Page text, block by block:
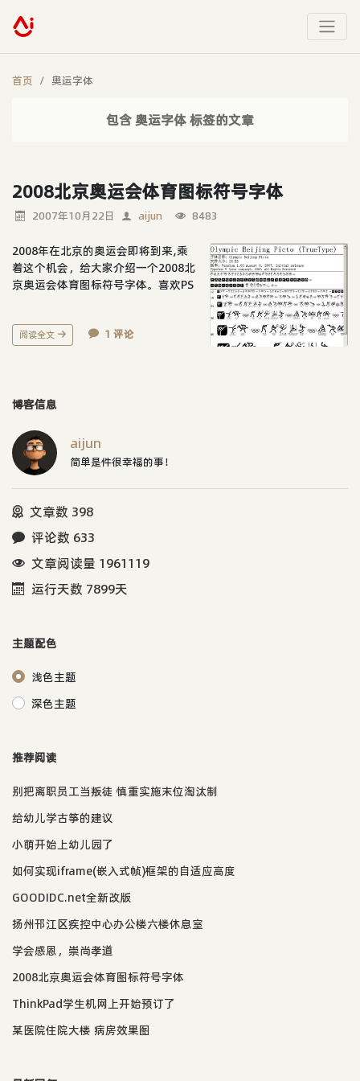
首页 奥运字体
包含 奥运字体 标签的文章
2008北京奥运会体育图标符号字体
2007年10月22日 aijun 8483
2008年在北京的奥运会即将到来,乘
着这个机会，给大家介绍一个2008北
京奥运会体育图标符号字体。喜欢PS
小：98KB
阅读全文 1 评论
博客信息
aijun
简单是件很幸福的事！
文章数 398
评论数 633
文章阅读量 1961119
运行天数 7899天
主题配色
浅色主题
深色主题
推荐阅读
别把离职员工当叛徒 慎重实施末位淘汰制
给幼儿学古筝的建议
小萌开始上幼儿园了
如何实现iframe(嵌入式帧)框架的自适应高度
GOODIDC.net全新改版
扬州邗江区疾控中心办公楼六楼休息室
学会感恩，崇尚孝道
2008北京奥运会体育图标符号字体
ThinkPad学生机网上开始预订了
某医院住院大楼 病房效果图